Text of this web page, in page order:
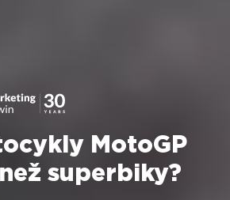
MotoGP
superbiky?